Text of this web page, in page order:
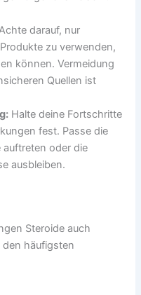
darauf, nur
zu verwenden,
können. Vermeidung
Quellen ist
Halte deine Fortschritte
fest. Passe die
auftreten oder die
ausbleiben.
Steroide auch
den häufigsten